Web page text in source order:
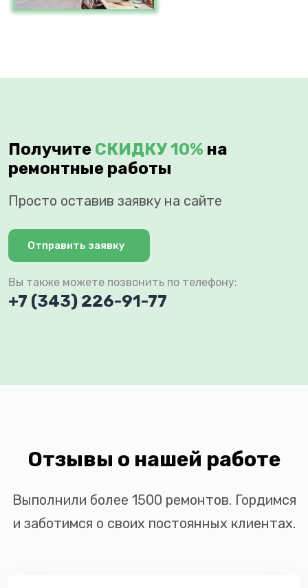
Получите СКИДКУ 10% на
ремонтные работы
Просто оставив заявку на сайте
Отправить заявку
Вы также можете позвонить по телефону:
+7 (343) 226-91-77
Отзывы о нашей работе
Выполнили более 1500 ремонтов. Гордимся
и заботимся о своих постоянных клиентах.